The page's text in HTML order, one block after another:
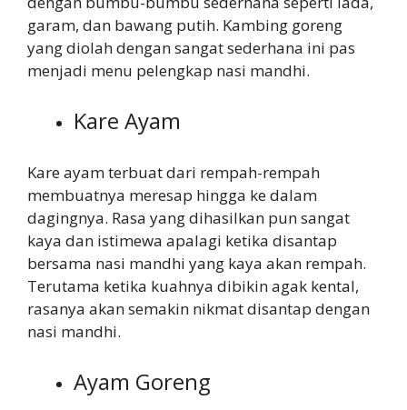
garam, dan bawang putih. Kambing goreng
yang diolah dengan sangat sederhana ini pas
menjadi menu pelengkap nasi mandhi.
Kare Ayam
Kare ayam terbuat dari rempah-rempah
membuatnya meresap hingga ke dalam
dagingnya. Rasa yang dihasilkan pun sangat
kaya dan istimewa apalagi ketika disantap
bersama nasi mandhi yang kaya akan rempah.
Terutama ketika kuahnya dibikin agak kental,
rasanya akan semakin nikmat disantap dengan
nasi mandhi.
Ayam Goreng